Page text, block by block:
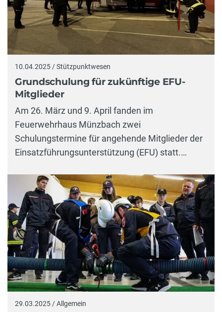
10.04.2025 / Stützpunktwesen
Grundschulung für zukünftige EFU-
Mitglieder
Am 26. März und 9. April fanden im
Feuerwehrhaus Münzbach zwei
Schulungstermine für angehende Mitglieder der
Einsatzführungsunterstützung (EFU) statt.…
29.03.2025 / Allgemein